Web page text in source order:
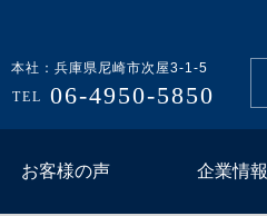
本社：兵庫県尼崎市次屋3-1-5
TEL
06-4950-5850
お客様の声 企業情報